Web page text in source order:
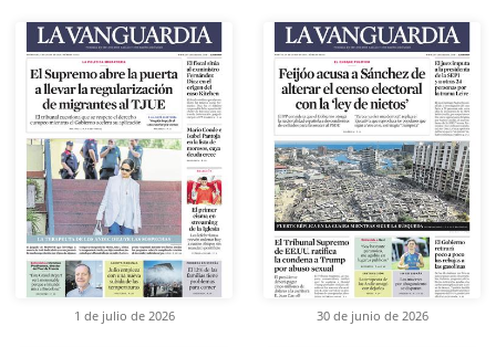
1 de julio de 2026 30 de junio de 2026